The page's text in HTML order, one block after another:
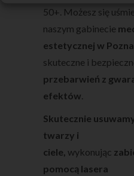
50+. Możesz się
naszym gabinecie
estetycznej w
skuteczne i
przebarwień z
efektów.
Skutecznie
twarzy i
ciele, wykonując
pomocą lasera